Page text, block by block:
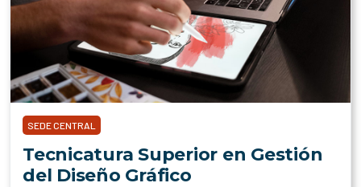
SEDE CENTRAL
Tecnicatura Superior en Gestión
del Diseño Gráfico